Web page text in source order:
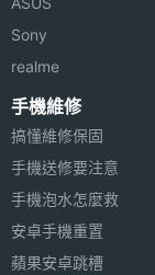
Sony
realme
手機維修
搞懂維修保固
手機送修要注意
手機泡水怎麼救
安卓手機重置
蘋果安卓跳槽